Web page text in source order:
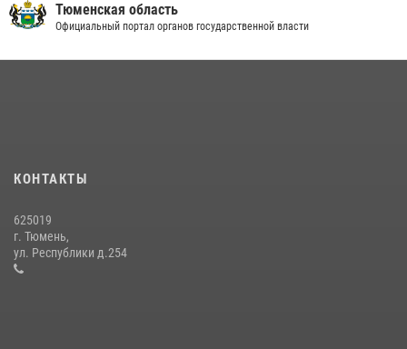
05 августа 2026, 05:35
Сотрудники тюменского СОБР "Сова" отработали навыки
десантирования на Урале
16 июля 2026, 10:42
Тюменская область
Официальный портал органов государственной власти
КОНТАКТЫ
625019
г. Тюмень,
ул. Республики д.254